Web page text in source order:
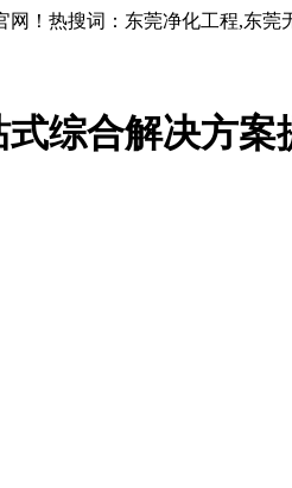
网！热搜词：东莞净化工程,东
式综合解决方案